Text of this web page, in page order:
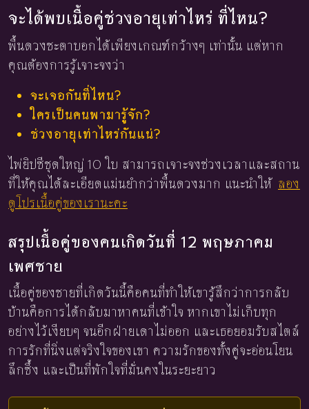
จะได้พบเนื้อคู่ช่วงอายุเท่าไหร่ ที่ไหน?
พื้นดวงชะตาบอกได้เพียงเกณฑ์กว้างๆ เท่านั้น แต่หาก
คุณต้องการรู้เจาะจงว่า
จะเจอกันที่ไหน?
ใครเป็นคนพามารู้จัก?
ช่วงอายุเท่าไหร่กันแน่?
ไพ่ยิปซีชุดใหญ่ 10 ใบ สามารถเจาะจงช่วงเวลาและสถาน
ที่ให้คุณได้ละเอียดแม่นยำกว่าพื้นดวงมาก แนะนำให้ ลอง
ดูโปรเนื้อคู่ของเรานะคะ
สรุปเนื้อคู่ของคนเกิดวันที่ 12 พฤษภาคม
เพศชาย
เนื้อคู่ของชายที่เกิดวันนี้คือคนที่ทำให้เขารู้สึกว่าการกลับ
บ้านคือการได้กลับมาหาคนที่เข้าใจ หากเขาไม่เก็บทุก
อย่างไว้เงียบๆ จนอีกฝ่ายเดาไม่ออก และเธอยอมรับสไตล์
การรักที่นิ่งแต่จริงใจของเขา ความรักของทั้งคู่จะอ่อนโยน
ลึกซึ้ง และเป็นที่พักใจที่มั่นคงในระยะยาว